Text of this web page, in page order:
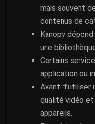
mais souvent
contenus de
Kanopy
une
Certains
application ou
Avant d’utiliser
qualité vidéo
appareils.